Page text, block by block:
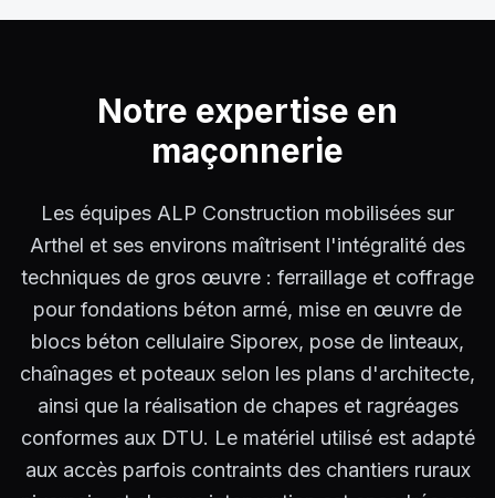
Notre expertise en
maçonnerie
Les équipes ALP Construction mobilisées sur
Arthel et ses environs maîtrisent l'intégralité des
techniques de gros œuvre : ferraillage et coffrage
pour fondations béton armé, mise en œuvre de
blocs béton cellulaire Siporex, pose de linteaux,
chaînages et poteaux selon les plans d'architecte,
ainsi que la réalisation de chapes et ragréages
conformes aux DTU. Le matériel utilisé est adapté
aux accès parfois contraints des chantiers ruraux